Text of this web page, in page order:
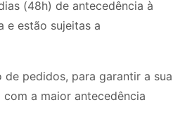
(48h) de antecedência à
e estão sujeitas a
pedidos, para garantir a sua
a maior antecedência